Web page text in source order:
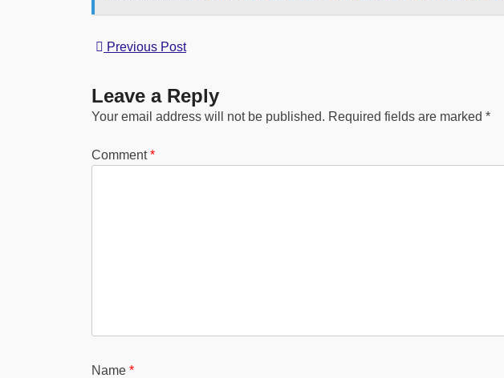
Previous Post
Leave a Reply
Your email address will not be published. Required fields are marked *
Comment*
Name *